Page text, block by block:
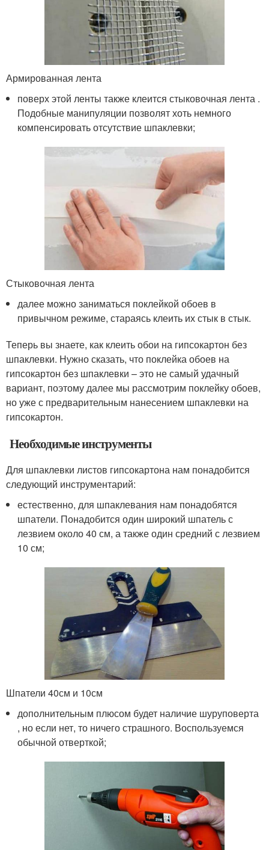
Армированная лента
поверх этой ленты также клеится стыковочная лента .
Подобные манипуляции позволят хоть немного
компенсировать отсутствие шпаклевки;
Стыковочная лента
далее можно заниматься поклейкой обоев в
привычном режиме, стараясь клеить их стык в стык.
Теперь вы знаете, как клеить обои на гипсокартон без
шпаклевки. Нужно сказать, что поклейка обоев на
гипсокартон без шпаклевки – это не самый удачный
вариант, поэтому далее мы рассмотрим поклейку обоев,
но уже с предварительным нанесением шпаклевки на
гипсокартон.
Необходимые инструменты
Для шпаклевки листов гипсокартона нам понадобится
следующий инструментарий:
естественно, для шпаклевания нам понадобятся
шпатели. Понадобится один широкий шпатель с
лезвием около 40 см, а также один средний с лезвием
10 см;
Шпатели 40см и 10см
дополнительным плюсом будет наличие шуруповерта
, но если нет, то ничего страшного. Воспользуемся
обычной отверткой;